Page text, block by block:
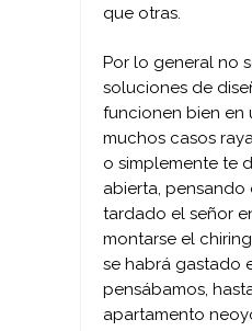
que otras.
Por lo general no
soluciones de
funcionen bien en
muchos casos
o simplemente te
abierta,
tardado el señor
montarse el
se habrá gastado
pensábamos,
apartamento